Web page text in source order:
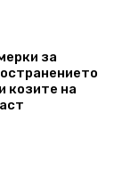
за
козите на